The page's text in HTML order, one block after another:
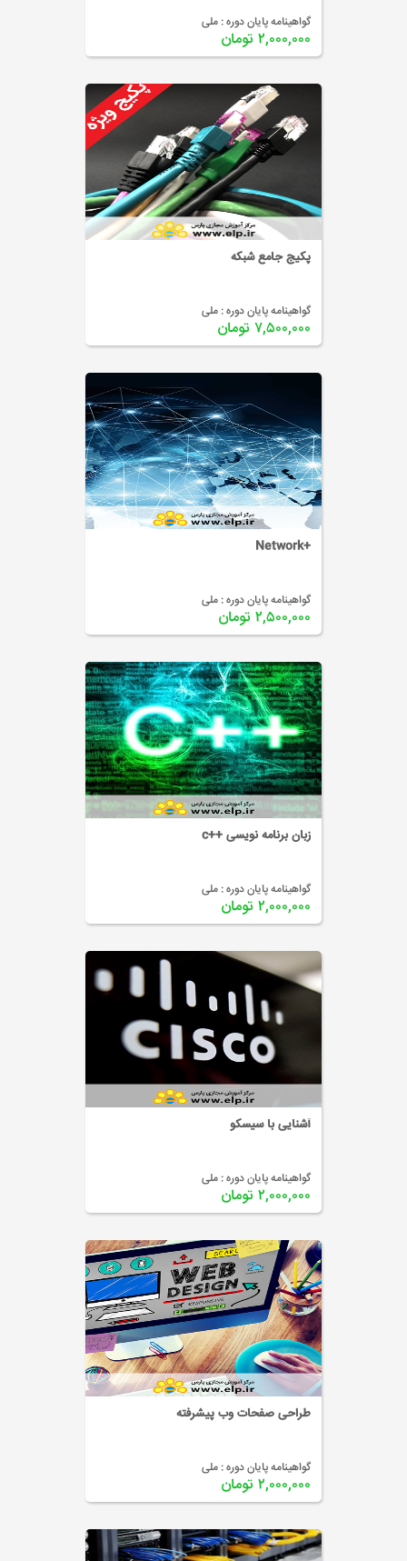
گواهینامه پایان دوره : ملی
۲,۰۰۰,۰۰۰ تومان
پکیج جامع شبکه
گواهینامه پایان دوره : ملی
۷,۵۰۰,۰۰۰ تومان
+Network
گواهینامه پایان دوره : ملی
۲,۵۰۰,۰۰۰ تومان
زبان برنامه نویسی ++c
گواهینامه پایان دوره : ملی
۲,۰۰۰,۰۰۰ تومان
آشنایی با سیسکو
گواهینامه پایان دوره : ملی
۲,۰۰۰,۰۰۰ تومان
طراحی صفحات وب پیشرفته
گواهینامه پایان دوره : ملی
۲,۰۰۰,۰۰۰ تومان